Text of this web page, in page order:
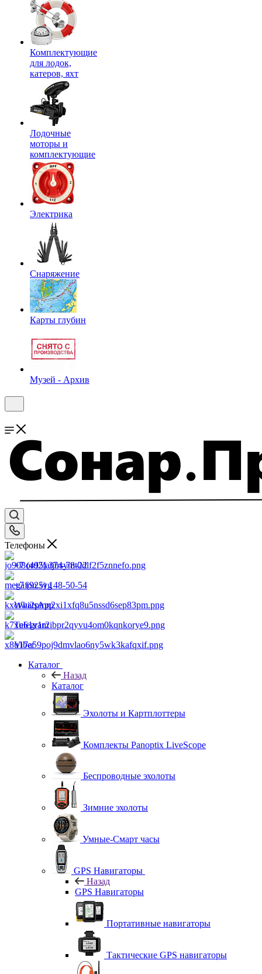
Комплектующие
для лодок,
катеров, яхт
Лодочные
моторы и
комплектующие
Электрика
Снаряжение
Карты глубин
Музей - Архив
Телефоны
+7 (495) 374-78-22
+7 (925) 148-50-54
WhatsApp
Telegram
Viber
Каталог
Назад
Каталог
Эхолоты и Картплоттеры
Комплекты Panoptix LiveScope
Беспроводные эхолоты
Зимние эхолоты
Умные-Смарт часы
GPS Навигаторы
Назад
GPS Навигаторы
Портативные навигаторы
Тактические GPS навигаторы